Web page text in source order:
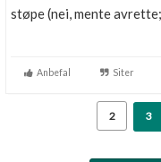
støpe (nei, mente
Anbefal Siter
2 3